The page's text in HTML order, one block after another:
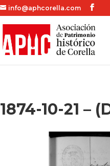
info@aphcorella.com
1874-10-21 –